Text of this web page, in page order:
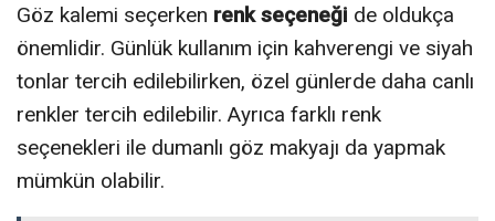
Göz kalemi seçerken renk seçeneği de oldukça
önemlidir. Günlük kullanım için kahverengi ve siyah
tonlar tercih edilebilirken, özel günlerde daha canlı
renkler tercih edilebilir. Ayrıca farklı renk
seçenekleri ile dumanlı göz makyajı da yapmak
mümkün olabilir.